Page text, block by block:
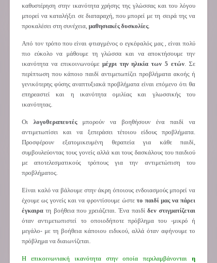
καθυστέρηση στην ικανότητα χρήσης της γλώσσας και του λόγου
μπορεί να καταλήξει σε διαταραχή, που μπορεί με τη σειρά της να
προκαλέσει στη συνέχεια, μαθησιακές δυσκολίες.
Από τον τρόπο που είναι φτιαγμένος ο εγκέφαλός μας , είναι πολύ
πιο εύκολο να μάθουμε τη γλώσσα και να αποκτήσουμε την
ικανότητα να επικοινωνούμε μέχρι την ηλικία των 5 ετών. Σε
περίπτωση που κάποιο παιδί αντιμετωπίζει προβλήματα ακοής ή
γενικότερης φύσης αναπτυξιακά προβλήματα είναι επόμενο ότι θα
επηρεαστεί και η ικανότητα ομιλίας και γλωσσικής του
ικανότητας.
Οι λογοθεραπευτέςμπορούν να βοηθήσουν ένα παιδί να
αντιμετωπίσει και να ξεπεράσει τέτοιου είδους προβλήματα.
Προσφέρουν εξατομικευμένη θεραπεία για κάθε παιδί,
συμβουλεύοντας τους γονείς αλλά και τους δασκάλους του παιδιού
με αποτελεσματικούς τρόπους για την αντιμετώπιση του
προβλήματος.
Είναι καλό να βάλουμε στην άκρη όποιους ενδοιασμούς μπορεί να
έχουμε ως γονείς και να φροντίσουμε ώστε το παιδί μας να πάρει
έγκαιρα τη βοήθεια που χρειάζεται. Ένα παιδίδεν στιγματίζεται
όταν αντιμετωπιστεί το οποιοδήποτε πρόβλημα του -μικρό ή
μεγάλο- με τη βοήθεια κάποιου ειδικού, αλλά όταν αφήνουμε το
πρόβλημα να διαιωνίζεται.
Η επικοινωνιακή ικανότητα στην οποία περιλαμβάνονται η